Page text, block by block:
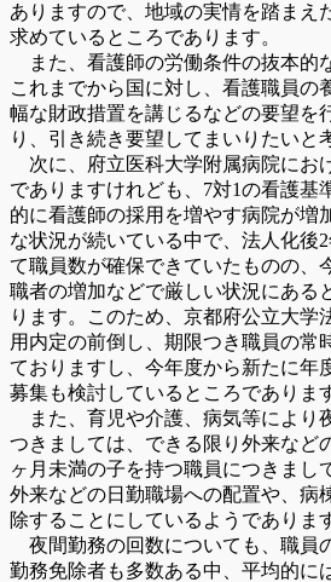
ありますので、地域の実情を踏まえ
求めているところであります。
また、看護師の労働条件の抜本的
これまでから国に対し、看護職員の
幅な財政措置を講じるなどの要望を
り、引き続き要望してまいりたいと
次に、府立医科大学附属病院にお
でありますけれども、7対1の看護基
的に看護師の採用を増やす病院が増
な状況が続いている中で、法人化後
て職員数が確保できていたものの、
職者の増加などで厳しい状況にある
ります。このため、京都府公立大学
用内定の前倒し、期限つき職員の常
ておりますし、今年度から新たに年
募集も検討しているところでありま
また、育児や介護、病気等により
つきましては、できる限り外来など
ヶ月未満の子を持つ職員につきまし
外来などの日勤職場への配置や、病
除することにしているようでありま
夜間勤務の回数についても、職員
勤務免除者も多数ある中、平均的に